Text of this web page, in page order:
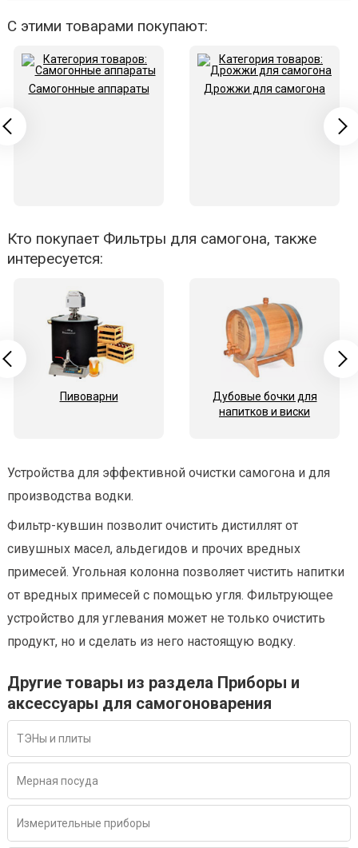
С этими товарами покупают:
Самогонные аппараты Дрожжи для самогона
Кто покупает Фильтры для самогона, также
интересуется:
Пивоварни
Дубовые бочки для
напитков и виски
Устройства для эффективной очистки самогона и для
производства водки.
Фильтр-кувшин позволит очистить дистиллят от
сивушных масел, альдегидов и прочих вредных
примесей. Угольная колонна позволяет чистить напитки
от вредных примесей с помощью угля. Фильтрующее
устройство для углевания может не только очистить
продукт, но и сделать из него настоящую водку.
Другие товары из раздела Приборы и
аксессуары для самогоноварения
ТЭНы и плиты
Мерная посуда
Измерительные приборы